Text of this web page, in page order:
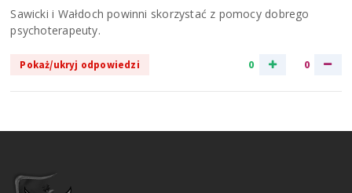
Sawicki i Wałdoch powinni skorzystać z pomocy dobrego
psychoterapeuty.
0 0
Pokaż/ukryj odpowiedzi